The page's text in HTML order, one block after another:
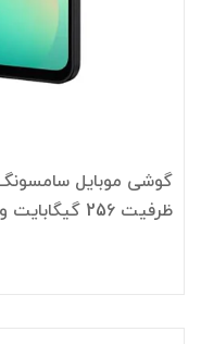
ظرفیت 256 گیگابایت و رم 8 گیگابایت - ویتنام